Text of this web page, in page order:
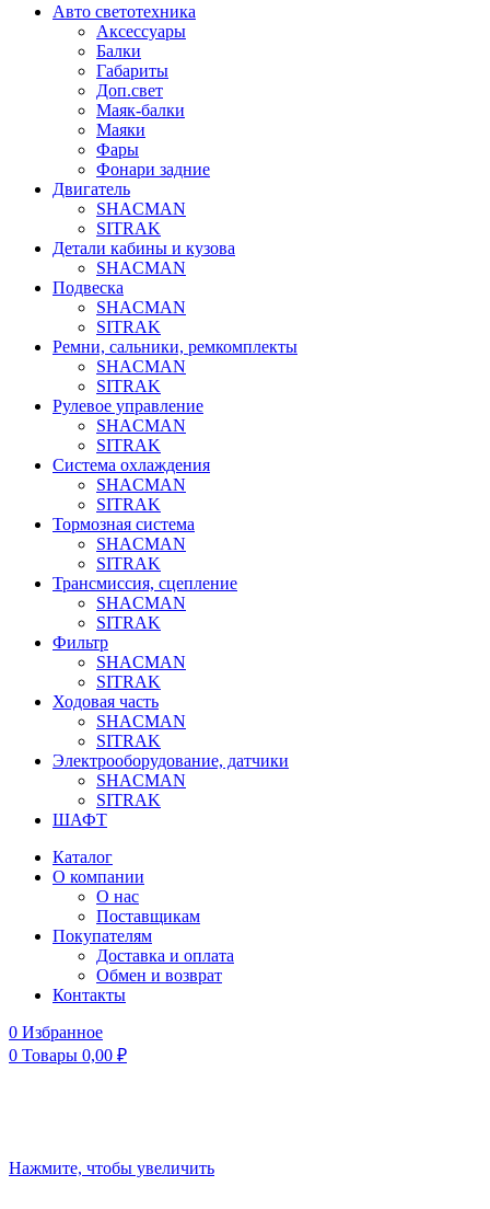
Авто светотехника
Аксессуары
Балки
Габариты
Доп.свет
Маяк-балки
Маяки
Фары
Фонари задние
Двигатель
SHACMAN
SITRAK
Детали кабины и кузова
SHACMAN
Подвеска
SHACMAN
SITRAK
Ремни, сальники, ремкомплекты
SHACMAN
SITRAK
Рулевое управление
SHACMAN
SITRAK
Система охлаждения
SHACMAN
SITRAK
Тормозная система
SHACMAN
SITRAK
Трансмиссия, сцепление
SHACMAN
SITRAK
Фильтр
SHACMAN
SITRAK
Ходовая часть
SHACMAN
SITRAK
Электрооборудование, датчики
SHACMAN
SITRAK
ШАФТ
Каталог
О компании
О нас
Поставщикам
Покупателям
Доставка и оплата
Обмен и возврат
Контакты
0 Избранное
0 Товары 0,00 ₽
Нажмите, чтобы увеличить